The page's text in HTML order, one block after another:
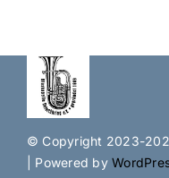
© Copyright 2023-
| Powered by